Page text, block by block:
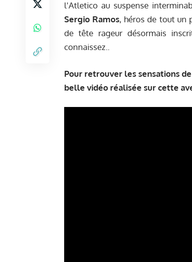
l'Atletico au suspense
Sergio Ramos, héros de tout un
de tête rageur désormais
connaissez..
Pour retrouver les sensations
belle vidéo réalisée sur cette